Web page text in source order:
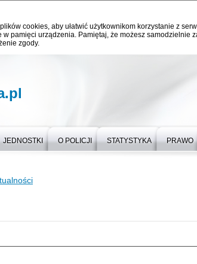
cookies, aby ułatwić użytkownikom korzystanie z
w pamięci urządzenia. Pamiętaj, że możesz
zgody.
JEDNOSTKI O POLICJI STATYSTYKA PRAWO